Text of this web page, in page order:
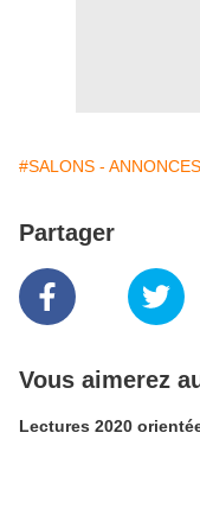
#SALONS -
Partager
Vous aimerez
Lectures 2020